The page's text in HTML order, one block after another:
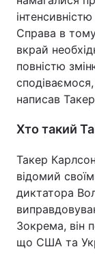
Справа в
вкрай
повністю
написав
Хто такий
Такер
відомий
диктатора
Зокрема, він
що США та